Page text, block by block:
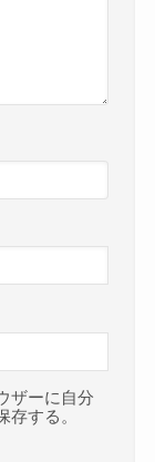
ザーに自分
する。